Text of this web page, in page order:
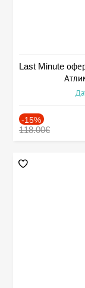
Last Minute
-15%
118.00€